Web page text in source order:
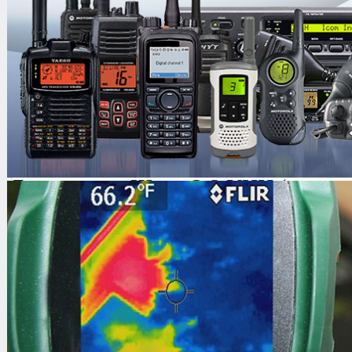
Комплектация:
Бронежилет в сборе
Сумка
Паспорт
Описание:
Бронежилет Шилд 3-3 УНИ (с
оптимальная модель бронежилета
охранных и инкассаторских
защита туловища по Бр1 степени
от пуль ПМ и АПС, а также груди
двухсекционными панелями из
автомата Калашникова с